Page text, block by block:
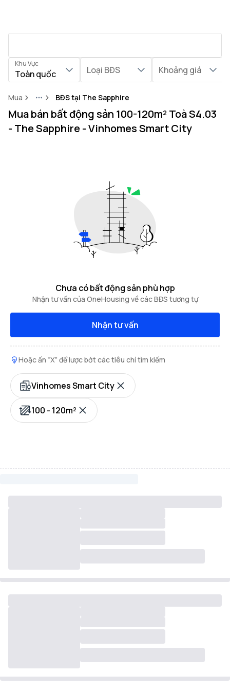
Khu Vực
Toàn quốc Loại BĐS Khoảng giá
Mua MoreBĐS tại The Sapphire
Mua bán bất động sản 100-120m² Toà S4.03
- The Sapphire - Vinhomes Smart City
Chưa có bất động sản phù hợp
Nhận tư vấn của OneHousing về các BĐS tương tự
Nhận tư vấn
Hoặc ấn “X” để lược bớt các tiêu chí tìm kiếm
Vinhomes Smart City
100 - 120m²